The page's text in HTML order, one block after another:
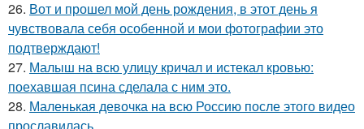
26. Вот и прошел мой день рождения, в этот день я
чувствовала себя особенной и мои фотографии это
подтверждают!
27. Малыш на всю улицу кричал и истекал кровью:
поехавшая псина сделала с ним это.
28. Маленькая девочка на всю Россию после этого видео